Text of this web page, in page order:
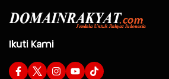
Ikuti Kami